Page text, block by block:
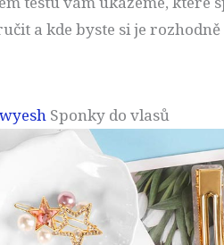
a kde byste si je
Sponky do vlasů